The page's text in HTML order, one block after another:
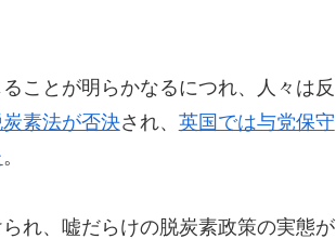
ことが明らかなるにつれ、人々は反
素法が否決され、 英国では与党保守
。
れ、嘘だらけの脱炭素政策の実態が